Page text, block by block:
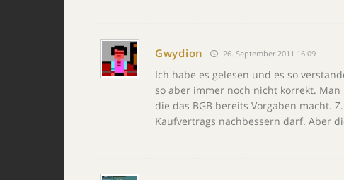
Gwydion 26. September 2011 16:09
Ich habe es gelesen und es so
so aber immer noch nicht korrekt.
die das BGB bereits Vorgaben macht.
Kaufvertrags nachbessern darf. Aber